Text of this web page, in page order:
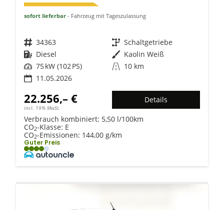
sofort lieferbar Fahrzeug mit Tageszulassung
Fahrzeugnr. 34363 Getriebe Schaltgetriebe
Kraftstoff Diesel Außenfarbe Kaolin Weiß
Leistung 75 kW (102 PS) Kilometerstand 10 km
11.05.2026
22.256,– €
incl. 19% MwSt.
Details
Verbrauch kombiniert: 5,50 l/100km
CO2-Klasse: E
CO2-Emissionen: 144,00 g/km
Guter Preis